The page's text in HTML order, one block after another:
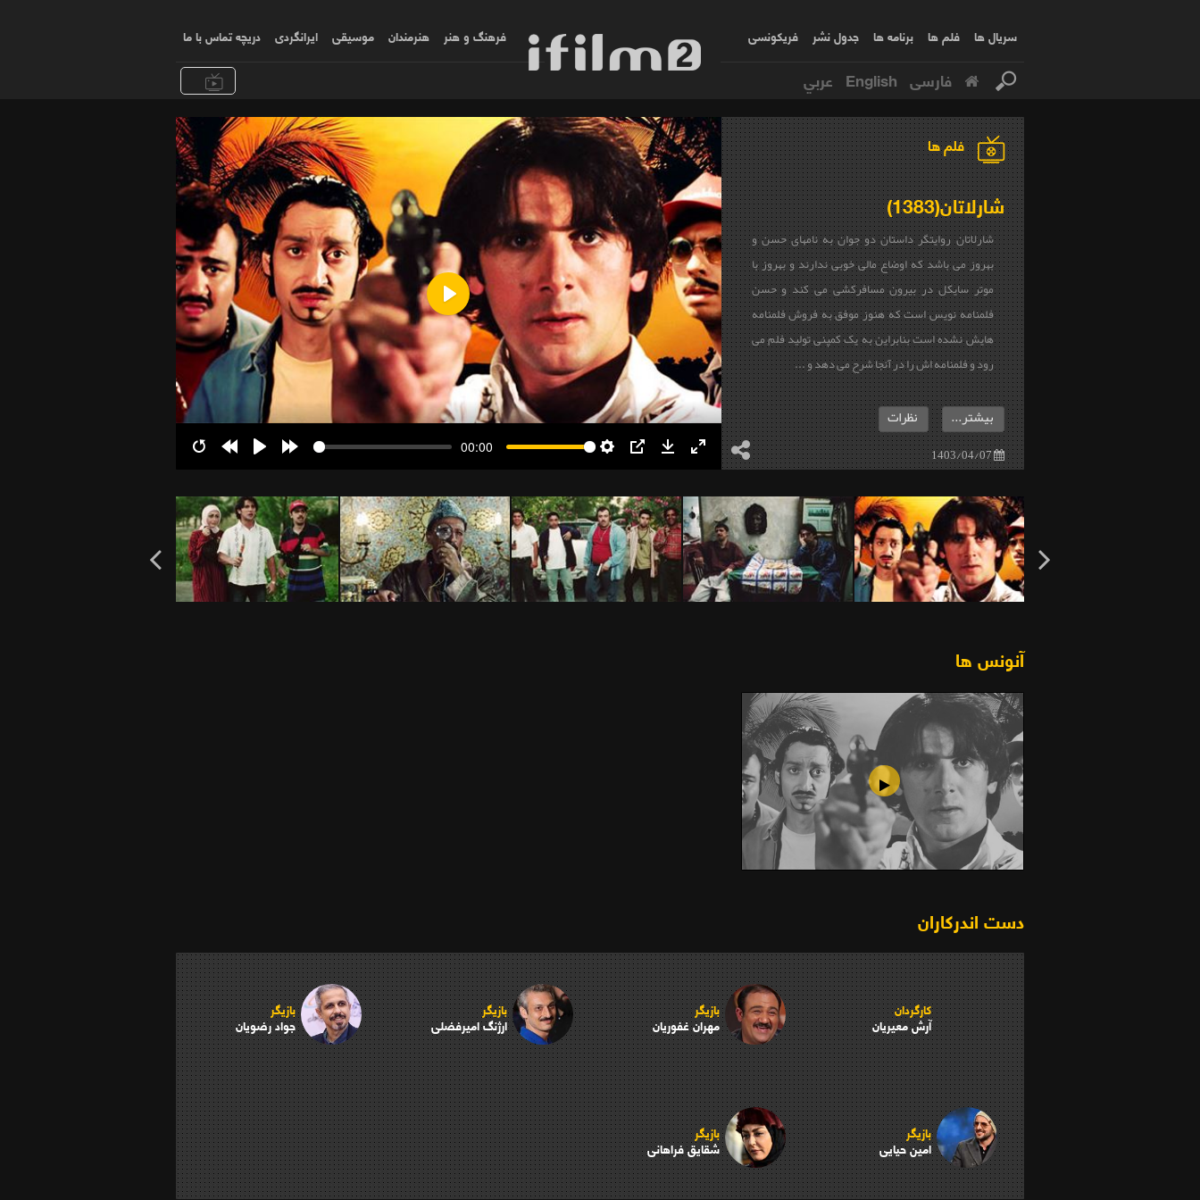
سریال ها فلم ها برنامه ها جدول نشر فریکونسی فرهنگ و هنر هنرمندان موسیقی ایرانگردی دریچه تماس با ما
فارسی English عربي
فلم ها
شارلاتان(1383)
شارلاتان روایتگر داستان دو جوان به نامهای حسن و
بهروز می باشد که اوضاع مالی خوبی ندارند و بهروز با
موتر سایکل در بیرون مسافرکشی می کند و حسن
فلمنامه نویس است که هنوز موفق به فروش فلمنامه
هایش نشده است بنابراین به یک کمپنی تولید فلم می
رود و فلمنامه اش را در آنجا شرح می دهد و ...
1403/04/07
بیشتر... نظرات
00:00
Download
Enter
fullscreen
Play
آنونس ها
دست اندرکاران
کارگردان
آرش معیریان
بازیگر
مهران غفوریان
بازیگر
ارژنگ امیرفضلی
بازیگر
جواد رضویان
بازیگر
امین حیایی
بازیگر
شقایق فراهانی